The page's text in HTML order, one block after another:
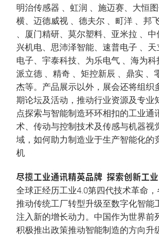
明治传感器 、虹润 、施迈赛、大恒
横、迈德威视 、德夫尔 、町洋 、邦
、厦门精研、莫尔塑料、亚米拉 、中
兴机电、思沛泽智能、速普电子 、天
电子、宇泰科技、为乐电气 、海为科
派立德 、精奇 、矩控新辰 、鼎实 、
杰等。产品展示以外，展会还将组织
期论坛及活动，推动行业资源及专业
点探索与智能制造环环相扣的工业通
术、传动与控制技术及传感与机器视
域，如何助力制造业于生产智能化的
机
尽揽工业通讯精英品牌 探索创新工
全球正经历工业4.0第四代技术革命
推动传统工厂转型升级至数字化智能
注入新的增长动力。中国作为世界前
积极推出政策推动智能制造的方向升